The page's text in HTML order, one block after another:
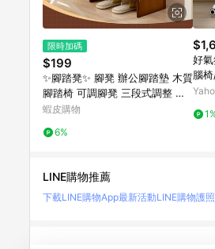
限時加碼
$199
✨腳踏凳✨ 腳凳 辦公腳踏墊 木質
腳踏椅 可調腳凳 三段式調整 腳
底支撐墊 小孩穿鞋椅 沙發墊腳板
蝦皮購物
6%
好
腦
LINE購物推薦
下載LINE購物App最新活動LINE購物護照